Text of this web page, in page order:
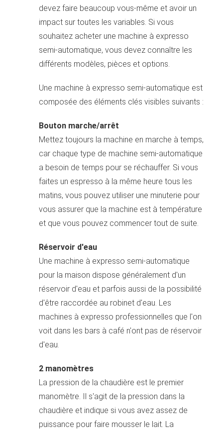
devez faire beaucoup vous-même et avoir un
impact sur toutes les variables. Si vous
souhaitez acheter une machine à expresso
semi-automatique, vous devez connaître les
différents modèles, pièces et options.
Une machine à expresso semi-automatique est
composée des éléments clés visibles suivants :
Bouton marche/arrêt
Mettez toujours la machine en marche à temps,
car chaque type de machine semi-automatique
a besoin de temps pour se réchauffer. Si vous
faites un espresso à la même heure tous les
matins, vous pouvez utiliser une minuterie pour
vous assurer que la machine est à température
et que vous pouvez commencer tout de suite.
Réservoir d'eau
Une machine à expresso semi-automatique
pour la maison dispose généralement d'un
réservoir d'eau et parfois aussi de la possibilité
d'être raccordée au robinet d'eau. Les
machines à expresso professionnelles que l'on
voit dans les bars à café n'ont pas de réservoir
d'eau.
2 manomètres
La pression de la chaudière est le premier
manomètre. Il s'agit de la pression dans la
chaudière et indique si vous avez assez de
puissance pour faire mousser le lait. La